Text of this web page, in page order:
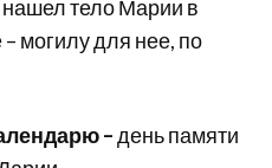
тело Марии в
могилу для нее, по
–день памяти